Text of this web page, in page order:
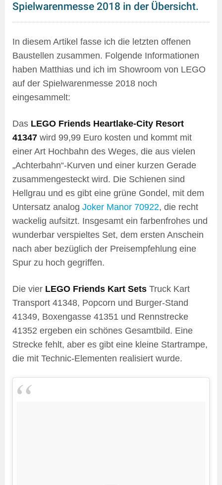
Spielwarenmesse 2018 in der Übersicht.
In diesem Artikel fasse ich die letzten offenen
Baustellen zusammen. Folgende Informationen
haben Matthias und ich im Showroom von LEGO
auf der Spielwarenmesse 2018 noch
eingesammelt:
Das LEGO Friends Heartlake-City Resort
41347 wird 99,99 Euro kosten und kommt mit
einer Art Hochbahn des Weges, die aus vielen
„Achterbahn“-Kurven und einer kurzen Gerade
zusammengesteckt wird. Die Schienen sind
Hellgrau und es gibt eine grüne Gondel, mit dem
Untersatz analog Joker Manor 70922, die recht
wackelig aufsitzt. Insgesamt ein farbenfrohes und
wunderbar verspieltes Set, dem ersten Anschein
nach aber bezüglich der Preisempfehlung eine
Spur zu hoch gegriffen.
Die vier LEGO Friends Kart Sets Truck Kart
Transport 41348, Popcorn und Burger-Stand
41349, Boxengasse 41351 und Rennstrecke
41352 ergeben ein schönes Gesamtbild. Eine
Strecke fehlt, aber es gibt eine kleine Startrampe,
die mit Technic-Elementen realisiert wurde.